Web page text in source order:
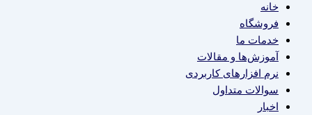
خانه
فروشگاه
خدمات ما
آموزش‌ها و مقالات
نرم افزارهای کاربردی
سوالات متداول
اخبار